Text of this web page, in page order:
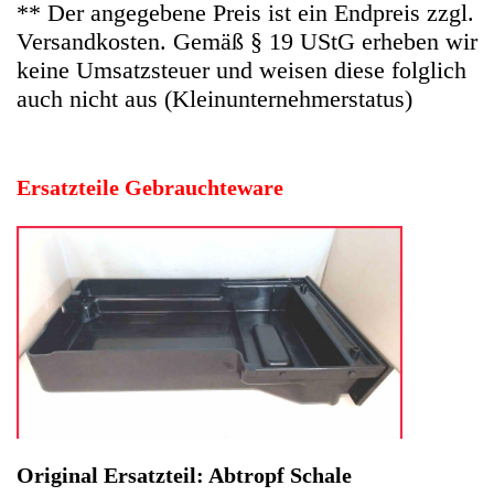
Original Ersatzteil: Abtropf Schale
Auffangschale Tropfschale
Hersteller: Severin
Kategorie: Kaffeevollautomat
EAN: 4064816407688
Herstellernummer: 8010-C060
Produktart: Abtropf Schale Auffangschale Tropfschale
Artikelzustand: Gebrauchteware
Abtropf Schale Auffangschale Tropfschale Severin S2 KV
Auffangschale Tropfschale
Gebrauchsspuren.